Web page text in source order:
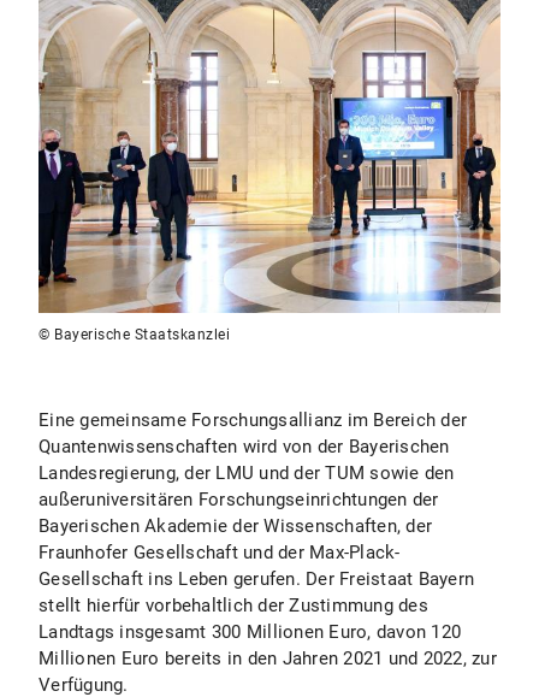
© Bayerische Staatskanzlei
Eine gemeinsame Forschungsallianz im Bereich der
Quantenwissenschaften wird von der Bayerischen
Landesregierung, der LMU und der TUM sowie den
außeruniversitären Forschungseinrichtungen der
Bayerischen Akademie der Wissenschaften, der
Fraunhofer Gesellschaft und der Max-Plack-
Gesellschaft ins Leben gerufen. Der Freistaat Bayern
stellt hierfür vorbehaltlich der Zustimmung des
Landtags insgesamt 300 Millionen Euro, davon 120
Millionen Euro bereits in den Jahren 2021 und 2022, zur
Verfügung.